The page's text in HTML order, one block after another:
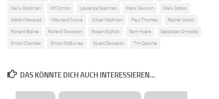
Kerry Godliman Kit Connor Laurence Spellman Mark Davison Mark Gatiss
Martin Marquez Maynard Crowe Oliver Maltman Paul Thornley Rachel Weisz
Richard Blaine Richard Teverson Robert Elphick Sam Hoare Sebastian Armesto
Simon Chandler Simon McBurney Stuart Davidson Tim Downie
DAS KÖNNTE DICH AUCH INTERESSIEREN...